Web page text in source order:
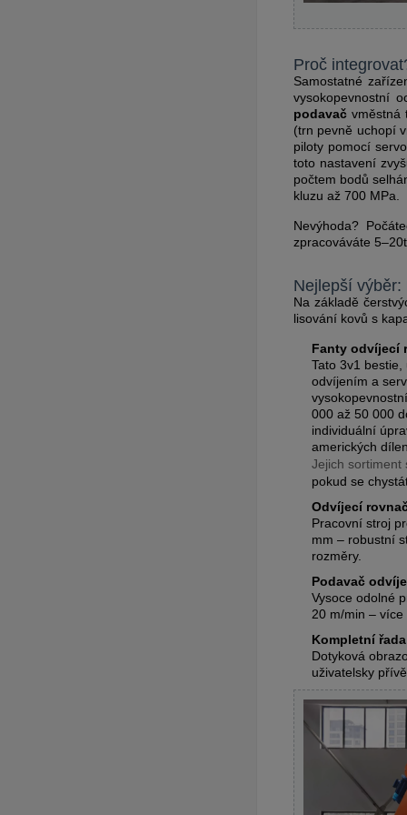
Proč
Samostatné
vysokopevnostní
podavač vměstná
(trn pevně uchopí
piloty pomocí
toto nastavení
počtem bodů
kluzu až 700 MPa.
Nevýhoda?
zpracováváte
Nejlepší výběr:
Na základě
lisování kovů s
Fanty odvíjecí
Tato 3v1
odvíjením a
000 až 50 000
individuální
amerických
Jejich sortiment
pokud se
Odvíjecí
Pracovní stroj
mm – robustní
rozměry.
Podavač
Vysoce odolné
20 m/min – více
Kompletní
Dotyková
uživatelsky